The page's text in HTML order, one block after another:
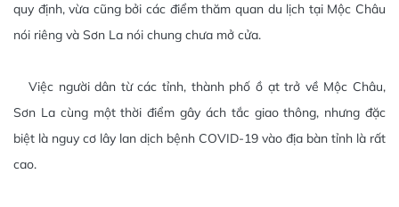
quy định, vừa cũng bởi các điểm thăm quan du lịch tại Mộc Châu
nói riêng và Sơn La nói chung chưa mở cửa.
Việc người dân từ các tỉnh, thành phố ồ ạt trở về Mộc Châu,
Sơn La cùng một thời điểm gây ách tắc giao thông, nhưng đặc
biệt là nguy cơ lây lan dịch bệnh COVID-19 vào địa bàn tỉnh là rất
cao.